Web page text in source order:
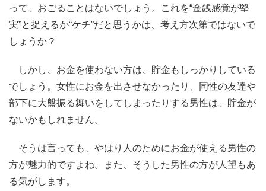
って、おごることはないでしょう。これを“金銭感覚が堅
実”と捉えるか“ケチ”だと思うかは、考え方次第ではないで
しょうか？
しかし、お金を使わない方は、貯金もしっかりしている
でしょう。女性にお金を出させなかったり、同性の友達や
部下に大盤振る舞いをしてしまったりする男性は、貯金が
ないかもしれません。
そうは言っても、やはり人のためにお金が使える男性の
方が魅力的ですよね。また、そうした男性の方が人望もあ
る気がします。